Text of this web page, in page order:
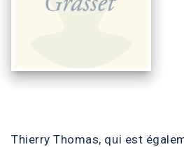
Thierry Thomas, qui est